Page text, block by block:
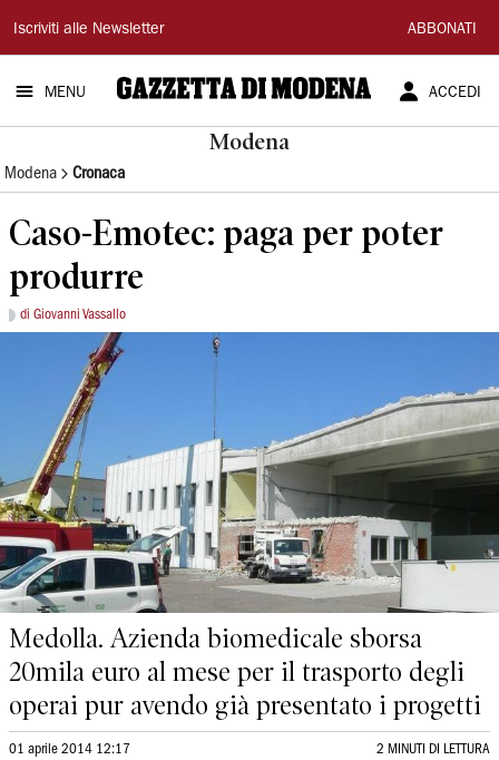
Gazzetta
di
Modena
Iscriviti alle Newsletter ABBONATI
MENU ACCEDI
Modena
Modena Cronaca
Caso-Emotec: paga per poter
produrre
di Giovanni Vassallo
Medolla. Azienda biomedicale sborsa
20mila euro al mese per il trasporto degli
operai pur avendo già presentato i progetti
01 aprile 2014 12:17 2 MINUTI DI LETTURA